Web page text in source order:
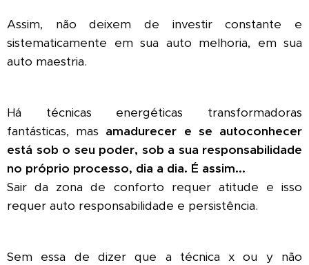
Assim, não deixem de investir constante e
sistematicamente em sua auto melhoria, em sua
auto maestria.
Há técnicas energéticas transformadoras
fantásticas, mas amadurecer e se autoconhecer
está sob o seu poder, sob a sua responsabilidade
no próprio processo, dia a dia. É assim...
Sair da zona de conforto requer atitude e isso
requer auto responsabilidade e persistência.
Sem essa de dizer que a técnica x ou y não